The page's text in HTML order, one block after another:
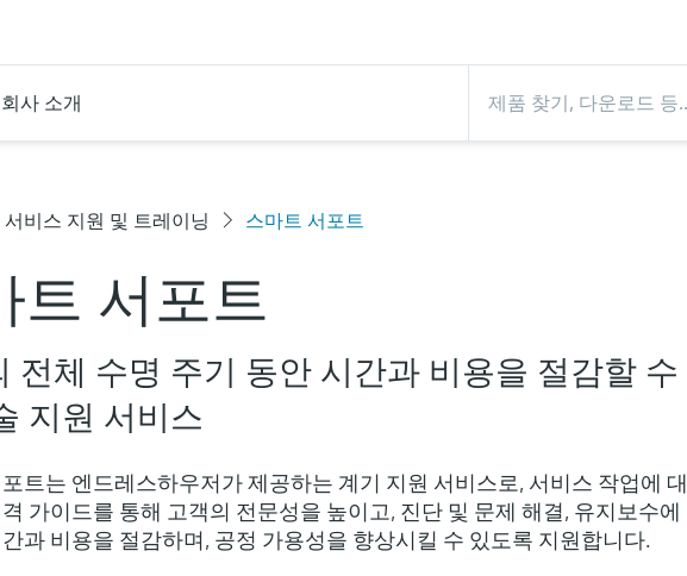
회사 소개
서비스 지원 및 트레이닝 스마트 서포트
트 서포트
전체 수명 주기 동안 시간과 비용을 절감할 수
지원 서비스
트는 엔드레스하우저가 제공하는 계기 지원 서비스로, 서비스 작업에
가이드를 통해 고객의 전문성을 높이고, 진단 및 문제 해결, 유지보수에
과 비용을 절감하며, 공정 가용성을 향상시킬 수 있도록 지원합니다.